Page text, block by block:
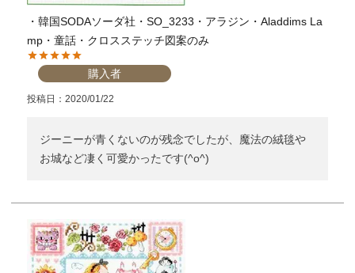
・韓国SODAソーダ社・SO_3233・アラジン・Aladdims La
mp・童話・クロスステッチ図案のみ
購入者
投稿日 2020/01/22
ジーニーが青くないのが残念でしたが、魔法の絨毯や
お城など凄く可愛かったです(^o^)